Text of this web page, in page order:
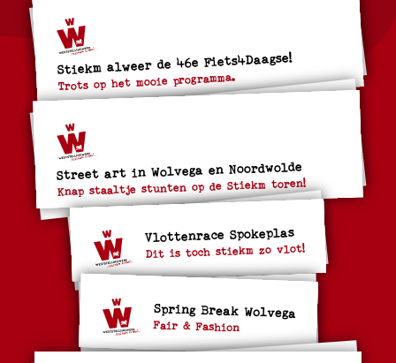
Stiekm alweer de 46e Fiets4Daagse!
Trots op het mooie programma.
Street art in Wolvega en Noordwolde
Knap staaltje stunten op de Stiekm toren!
Vlottenrace Spokeplas
Dit is toch stiekm zo vlot!
Spring Break Wolvega
Fair & Fashion